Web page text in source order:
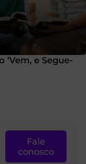
e Segue-
Fale
conosco